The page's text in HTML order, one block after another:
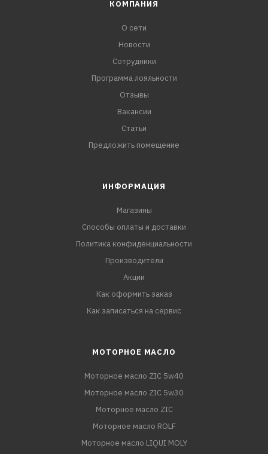
КОМПАНИЯ
О сети
Новости
Сотрудники
Программа лояльности
Отзывы
Вакансии
Статьи
Предложить помещение
ИНФОРМАЦИЯ
Магазины
Способы оплаты и доставки
Политика конфиденциальности
Производители
Акции
Как оформить заказ
Как записаться на сервис
МОТОРНОЕ МАСЛО
Моторное масло ZIC 5w40
Моторное масло ZIC 5w30
Моторное масло ZIC
Моторное масло ROLF
Моторное масло LIQUI MOLY